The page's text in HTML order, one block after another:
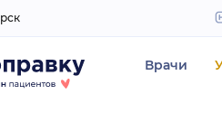
Врачи